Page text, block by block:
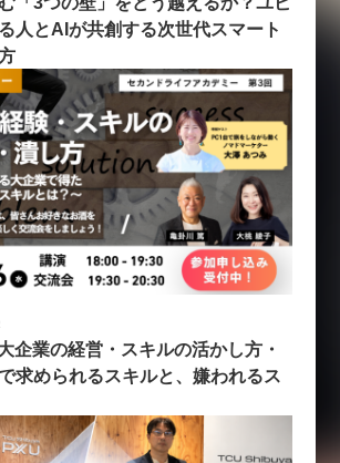
人とAIが共創する次世代スマート
企業の経営・スキルの活かし方・
求められるスキルと、嫌われるス